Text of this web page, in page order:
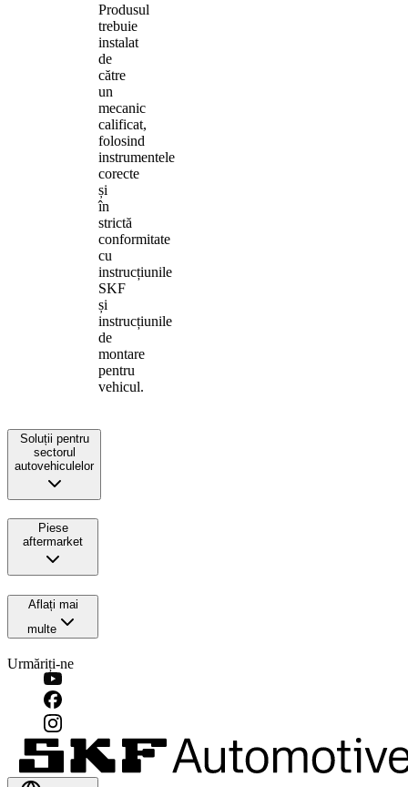
Produsul
trebuie
instalat
de
către
un
mecanic
calificat,
folosind
instrumentele
corecte
și
în
strictă
conformitate
cu
instrucțiunile
SKF
și
instrucțiunile
de
montare
pentru
vehicul.
Soluții pentru
sectorul
autovehiculelor
Piese
aftermarket
Aflați mai
multe
Urmăriți-ne